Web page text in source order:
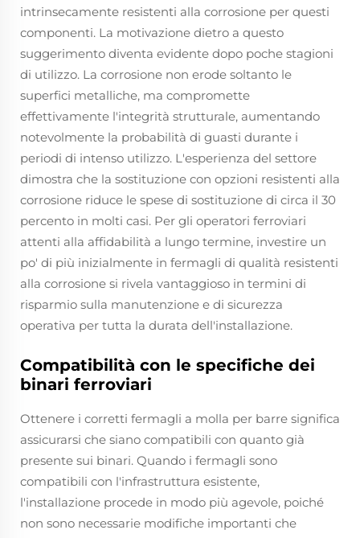
intrinsecamente resistenti alla corrosione per questi
componenti. La motivazione dietro a questo
suggerimento diventa evidente dopo poche stagioni
di utilizzo. La corrosione non erode soltanto le
superfici metalliche, ma compromette
effettivamente l'integrità strutturale, aumentando
notevolmente la probabilità di guasti durante i
periodi di intenso utilizzo. L'esperienza del settore
dimostra che la sostituzione con opzioni resistenti alla
corrosione riduce le spese di sostituzione di circa il 30
percento in molti casi. Per gli operatori ferroviari
attenti alla affidabilità a lungo termine, investire un
po' di più inizialmente in fermagli di qualità resistenti
alla corrosione si rivela vantaggioso in termini di
risparmio sulla manutenzione e di sicurezza
operativa per tutta la durata dell'installazione.
Compatibilità con le specifiche dei
binari ferroviari
Ottenere i corretti fermagli a molla per barre significa
assicurarsi che siano compatibili con quanto già
presente sui binari. Quando i fermagli sono
compatibili con l'infrastruttura esistente,
l'installazione procede in modo più agevole, poiché
non sono necessarie modifiche importanti che